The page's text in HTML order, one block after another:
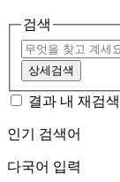
검색
상세검색
결과 내 재검색
인기 검색어
다국어 입력